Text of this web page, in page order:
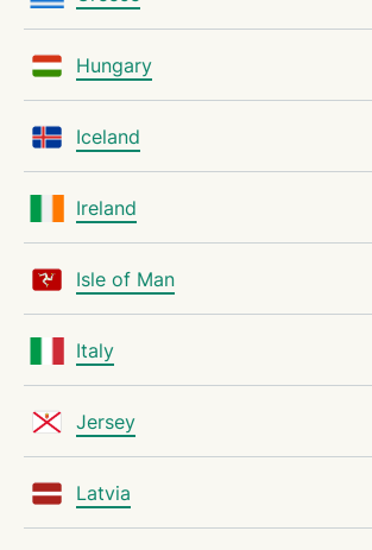
Hungary
Iceland
Ireland
Isle of Man
Italy
Jersey
Latvia